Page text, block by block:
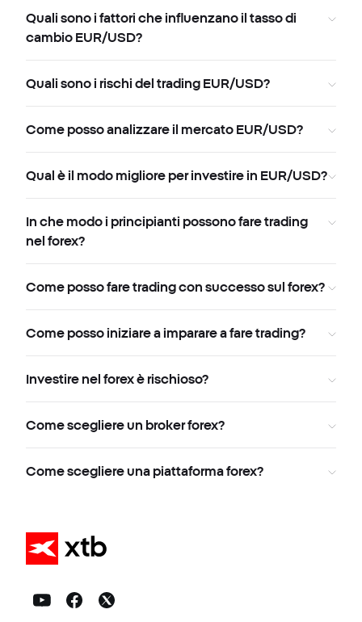
Quali sono i fattori che influenzano il tasso di
cambio EUR/USD?
Quali sono i rischi del trading EUR/USD?
Come posso analizzare il mercato EUR/USD?
Qual è il modo migliore per investire in EUR/USD?
In che modo i principianti possono fare trading
nel forex?
Come posso fare trading con successo sul forex?
Come posso iniziare a imparare a fare trading?
Investire nel forex è rischioso?
Come scegliere un broker forex?
Come scegliere una piattaforma forex?